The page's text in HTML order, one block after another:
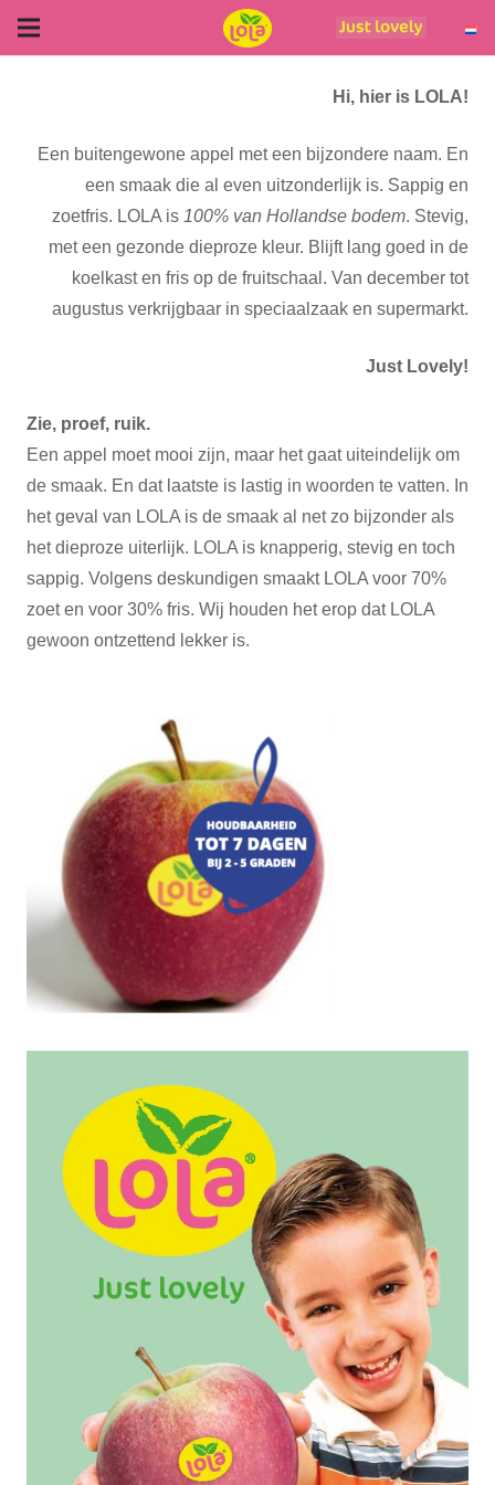
Hi, hier is LOLA!
Een buitengewone appel met een bijzondere naam. En
een smaak die al even uitzonderlijk is. Sappig en
zoetfris. LOLA is 100% van Hollandse bodem. Stevig,
met een gezonde dieproze kleur. Blijft lang goed in de
koelkast en fris op de fruitschaal. Van december tot
augustus verkrijgbaar in speciaalzaak en supermarkt.
Just Lovely!
Zie, proef, ruik.
Een appel moet mooi zijn, maar het gaat uiteindelijk om
de smaak. En dat laatste is lastig in woorden te vatten. In
het geval van LOLA is de smaak al net zo bijzonder als
het dieproze uiterlijk. LOLA is knapperig, stevig en toch
sappig. Volgens deskundigen smaakt LOLA voor 70%
zoet en voor 30% fris. Wij houden het erop dat LOLA
gewoon ontzettend lekker is.